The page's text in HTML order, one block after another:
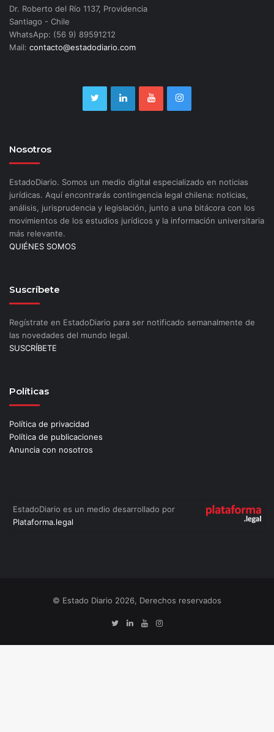
Dr. Roberto del Río 1137, Providencia
Santiago - Chile
WhatsApp: (56 9) 89591212
Mail: contacto@estadodiario.com
Nosotros
EstadoDiario. Somos un medio digital especializado en noticias
jurídicas. Aquí encontrarás contingencia legal chilena: noticias,
análisis, jurisprudencia y legislación, junto a una bitácora con los
movimientos de los estudios jurídicos y la información universitaria
más relevante.
QUIÉNES SOMOS
Suscríbete
Regístrate en EstadoDiario para ser notificado semanalmente de
las novedades del mundo legal.
SUSCRÍBETE
Políticas
Política de privacidad
Política de publicaciones
Anuncia con nosotros
EstadoDiario es un medio desarrollado por
Plataforma.legal
© Estado Diario 2026, Derechos reservados